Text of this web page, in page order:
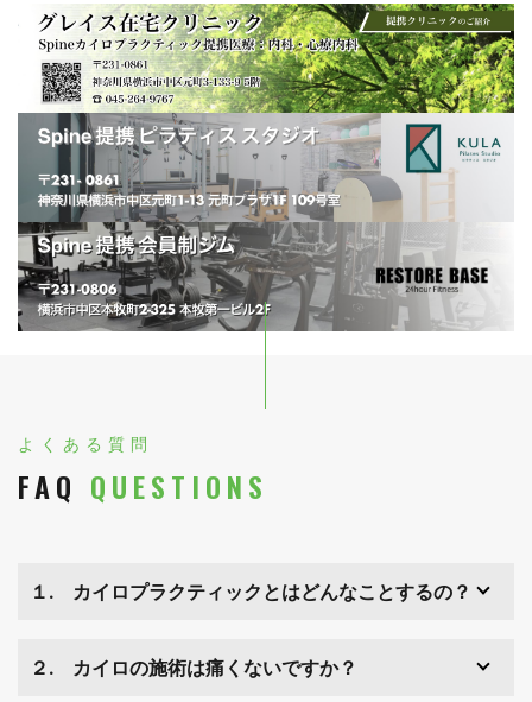
よくある質問
FAQ QUESTIONS
１. カイロプラクティックとはどんなことするの？
２. カイロの施術は痛くないですか？